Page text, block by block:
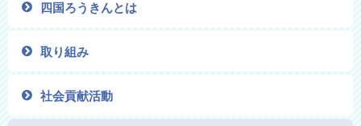
四国ろうきんとは
取り組み
社会貢献活動